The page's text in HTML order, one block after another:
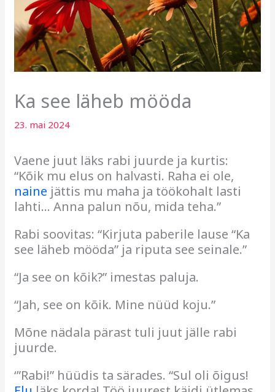
Ka see läheb mööda
23. mai 2024
Vaene juut läks rabi juurde ja kurtis:
“Kõik mu elus on halvasti. Raha ei ole,
naine jättis mu maha ja töökohalt lasti
lahti… Anna palun nõu, mida teha.”
Rabi soovitas: “Kirjuta paberile lause “Ka
see läheb mööda” ja riputa see seinale.”
“Ja see on kõik?” imestas paluja.
“Jah, see on kõik. Mine nüüd koju.”
Mõne nädala pärast tuli juut jälle rabi
juurde.
‘”Rabi!” hüüdis ta särades. “Sul oli õigus!